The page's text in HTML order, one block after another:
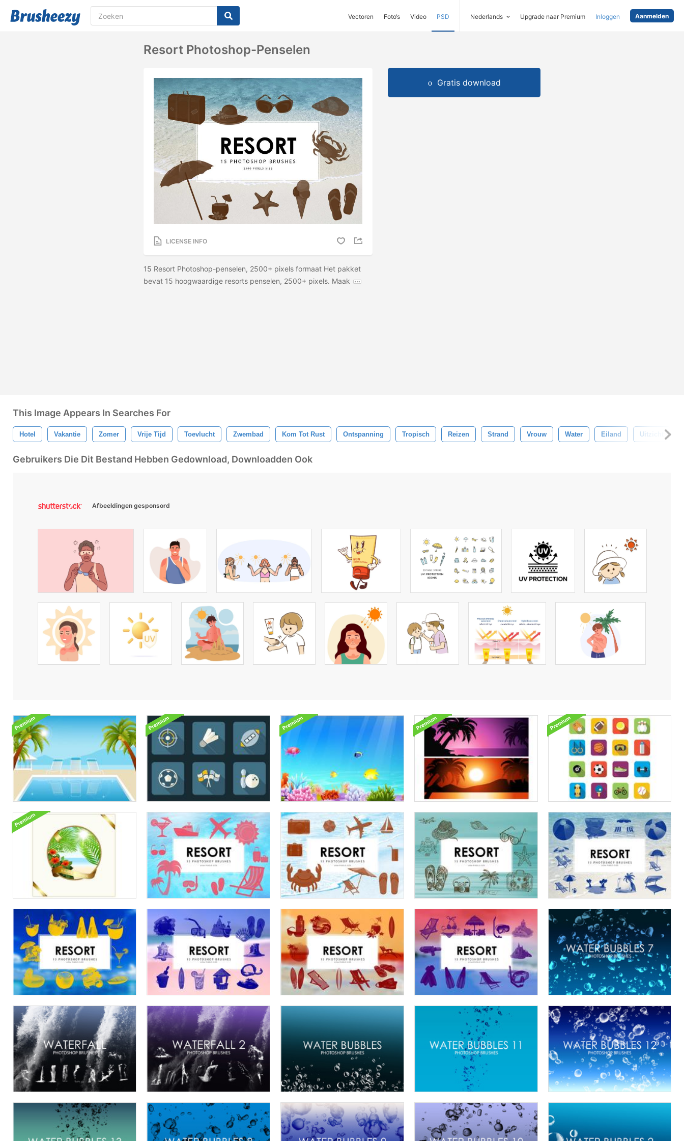
Vectoren Foto‘s Video PSD Nederlands Upgrade naar Premium Inloggen Aanmelden
Resort Photoshop-Penselen
LICENSE INFO
15 Resort Photoshop-penselen, 2500+ pixels formaat Het pakket
bevat 15 hoogwaardige resorts penselen, 2500+ pixels. Maak
Gratis download
This Image Appears In Searches For
Hotel Vakantie Zomer Vrije Tijd Toevlucht Zwembad Kom Tot Rust Ontspanning Tropisch Reizen Strand Vrouw Water Eiland Uitzicht
Gebruikers Die Dit Bestand Hebben Gedownload, Downloadden Ook
Afbeeldingen gesponsord